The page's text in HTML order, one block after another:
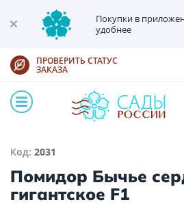
Покупки в
удобнее
ПРОВЕРИТЬ СТАТУС
ЗАКАЗА
Код: 2031
Помидор Бычье
гигантское F1